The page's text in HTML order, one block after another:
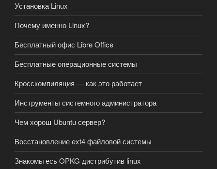
Установка Linux
Почему именно Linux?
Бесплатный офис Libre Office
Бесплатные операционные системы
Кросскомпиляция — как это работает
Инструменты системного администратора
Чем хорош Ubuntu сервер?
Восстановление ext4 файловой системы
Знакомьтесь OPKG дистрибутив linux